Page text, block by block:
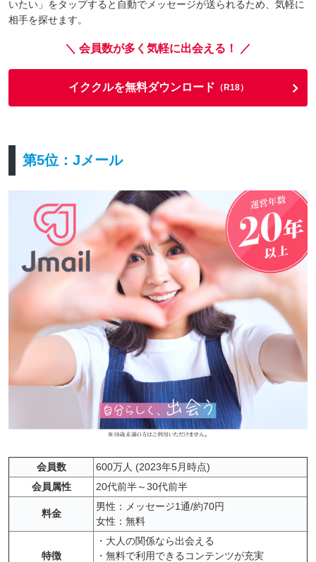
いたい」をタップすると自動でメッセージが送られるため、気軽に
相手を探せます。
＼ 会員数が多く気軽に出会える！ ／
イククルを無料ダウンロード （R18）
第5位：Jメール
会員数
600万人 (2023年5月時点)
会員属性
20代前半～30代前半
料金
男性：メッセージ1通/約70円
女性：無料
特徴
・大人の関係なら出会える
・無料で利用できるコンテンツが充実